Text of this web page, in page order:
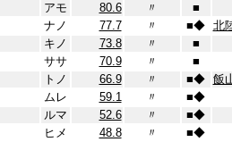
アモ 80.6 〃
■
ナノ 77.7 〃 ■◆ 北
キノ 73.8 〃
■
ササ 70.9 〃
■
トノ 66.9 〃 ■◆ 飯
ムレ 59.1 〃 ■◆
ルマ 52.6 〃 ■◆
ヒメ 48.8 〃 ■◆